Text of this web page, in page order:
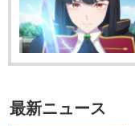
最新ニュース